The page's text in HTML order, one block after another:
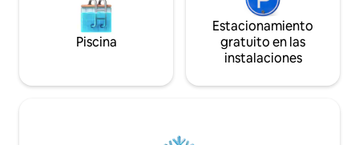
Piscina
Estacionamiento
gratuito en las
instalaciones